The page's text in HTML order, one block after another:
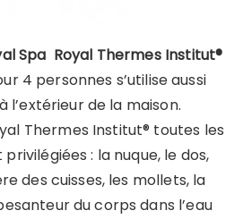
Spa Royal Thermes Institut®
4 personnes s’utilise aussi
l’extérieur de la maison.
Thermes Institut® toutes les
: la nuque, le dos,
des cuisses, les mollets, la
du corps dans l’eau